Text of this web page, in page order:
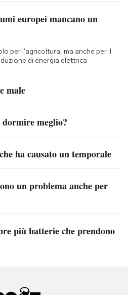
europei mancano un
per l'agricoltura, ma anche per il
di energia elettrica
male
meglio?
ha causato un temporale
un problema anche per
più batterie che prendono